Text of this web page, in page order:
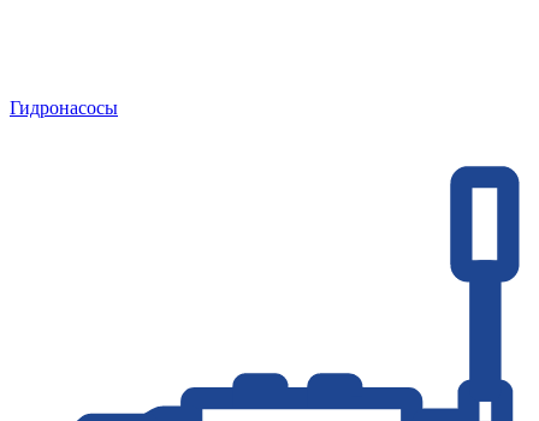
Гидронасосы